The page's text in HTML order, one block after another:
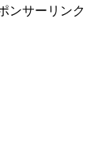
ンサーリンク